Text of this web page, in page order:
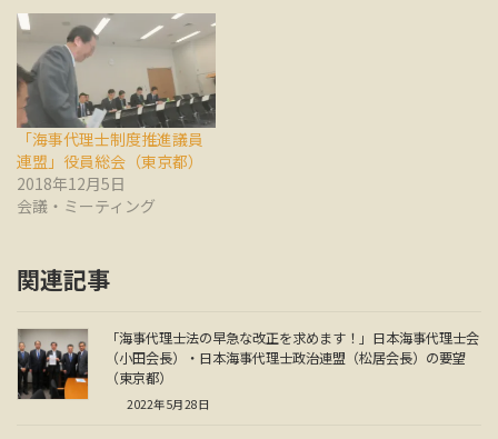
「海事代理士制度推進議員
連盟」役員総会（東京都）
2018年12月5日
会議・ミーティング
関連記事
「海事代理士法の早急な改正を求めます！」日本海事代理士会
（小田会長）・日本海事代理士政治連盟（松居会長）の要望
（東京都）
2022年5月28日